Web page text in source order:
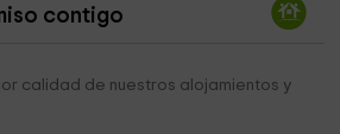
Gomecello 11,4 km
11,7 km
contigo
calidad de nuestros alojamientos y